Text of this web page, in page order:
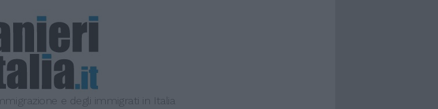
e degli immigrati in Italia